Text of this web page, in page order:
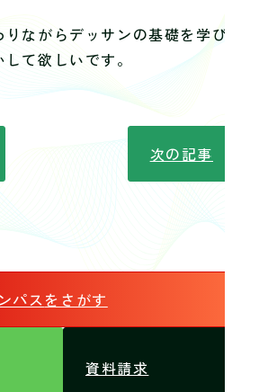
ながらデッサンの基礎を学び、
て欲しいです。
次の記事
パスをさがす
資料請求